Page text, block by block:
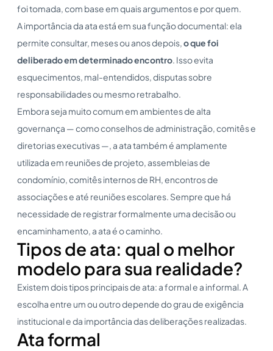
foi tomada, com base em quais argumentos e por quem.
A importância da ata está em sua função documental: ela
permite consultar, meses ou anos depois,o que foi
deliberado em determinado encontro. Isso evita
esquecimentos, mal-entendidos, disputas sobre
responsabilidades ou mesmo retrabalho.
Embora seja muito comum em ambientes de alta
governança — como conselhos de administração, comitês e
diretorias executivas —, a ata também é amplamente
utilizada em reuniões de projeto, assembleias de
condomínio, comitês internos de RH, encontros de
associações e até reuniões escolares. Sempre que há
necessidade de registrar formalmente uma decisão ou
encaminhamento, a ata é o caminho.
Tipos de ata: qual o melhor
modelo para sua realidade?
Existem dois tipos principais de ata: a formal e a informal. A
escolha entre um ou outro depende do grau de exigência
institucional e da importância das deliberações realizadas.
Ata formal